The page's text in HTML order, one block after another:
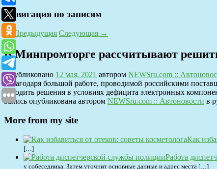
Навигация по записям
←Предыдущая Следующая →
В Минпромторге рассчитывают
Опубликовано 12 мая, 2021 автором NEWSru.com ::
"Благодаря большой работе, проводимой российскими
находить решения в условиях дефицита электронных
Запись опубликована автором NEWSru.com :: Автоновости в
More from my site
Как
[…]
Работа
у собеседника. Затем уточнит основные данные и адрес места […]